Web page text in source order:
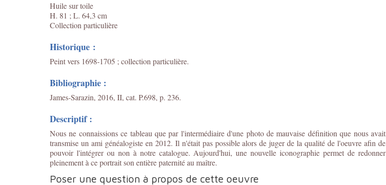
Huile sur toile
H. 81 ; L. 64,3 cm
Collection particulière
Historique :
Peint vers 1698-1705 ; collection particulière.
Bibliographie :
James-Sarazin, 2016, II, cat. P.698, p. 236.
Descriptif :
Nous ne connaissions ce tableau que par l'intermédiaire d'une photo de mauvaise définition que nous avait
transmise un ami généalogiste en 2012. Il n'était pas possible alors de juger de la qualité de l'oeuvre afin de
pouvoir l'intégrer ou non à notre catalogue. Aujourd'hui, une nouvelle iconographie permet de redonner
pleinement à ce portrait son entière paternité au maître.
Poser une question à propos de cette oeuvre